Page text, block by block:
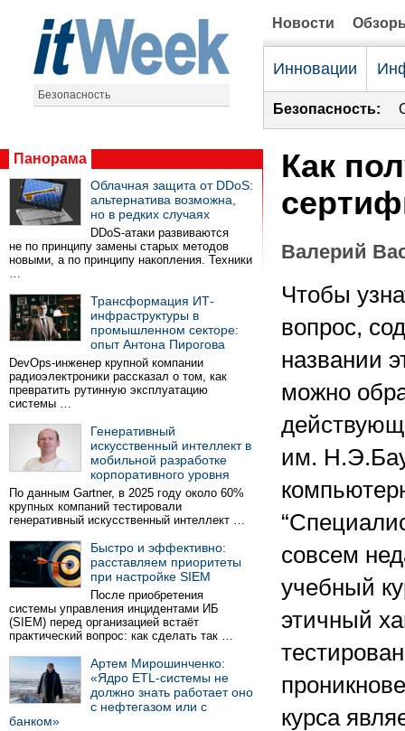
Безопасность
Новости
Инновации
Безопасность:
Панорама
Облачная защита от DDoS:
альтернатива возможна,
но в редких случаях
DDoS-атаки развиваются
не по принципу замены старых методов
новыми, а по принципу накопления. Техники
…
Трансформация ИТ-
инфраструктуры в
промышленном секторе:
опыт Антона Пирогова
DevOps-инженер крупной компании
радиоэлектроники рассказал о том, как
превратить рутинную эксплуатацию
системы …
Генеративный
искусственный интеллект в
мобильной разработке
корпоративного уровня
По данным Gartner, в 2025 году около 60%
крупных компаний тестировали
генеративный искусственный интеллект …
Быстро и эффективно:
расставляем приоритеты
при настройке SIEM
После приобретения
системы управления инцидентами ИБ
(SIEM) перед организацией встаёт
практический вопрос: как сделать так …
Артем Мирошинченко:
«Ядро ETL-системы не
должно знать работает оно
с нефтегазом или с
банком»
Как
Валерий
Чтобы
вопрос,
названии
можно
им.
совсем
учебный
этичный
курса